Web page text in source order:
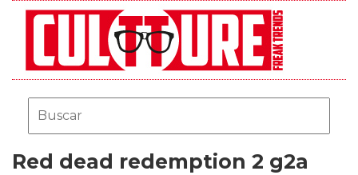
Red dead redemption 2 g2a